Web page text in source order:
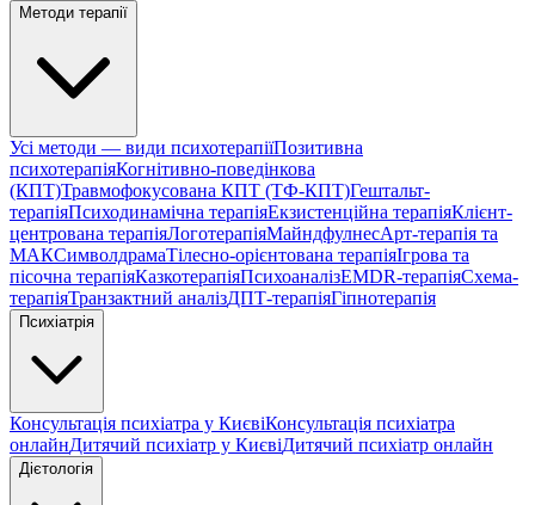
Методи терапії
Усі методи — види психотерапіїПозитивна
психотерапіяКогнітивно-поведінкова
(КПТ)Травмофокусована КПТ (ТФ-КПТ)Гештальт-
терапіяПсиходинамічна терапіяЕкзистенційна терапіяКлієнт-
центрована терапіяЛоготерапіяМайндфулнесАрт-терапія та
МАКСимволдрамаТілесно-орієнтована терапіяІгрова та
пісочна терапіяКазкотерапіяПсихоаналізEMDR-терапіяСхема-
терапіяТранзактний аналізДПТ-терапіяГіпнотерапія
Психіатрія
Консультація психіатра у КиєвіКонсультація психіатра
онлайнДитячий психіатр у КиєвіДитячий психіатр онлайн
Дієтологія